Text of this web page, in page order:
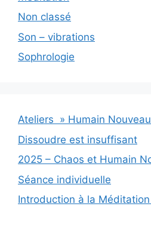
Non classé
Son – vibrations
Sophrologie
Ateliers » Humain
Dissoudre est insuffisant
2025 – Chaos et Humain
Séance individuelle
Introduction à la